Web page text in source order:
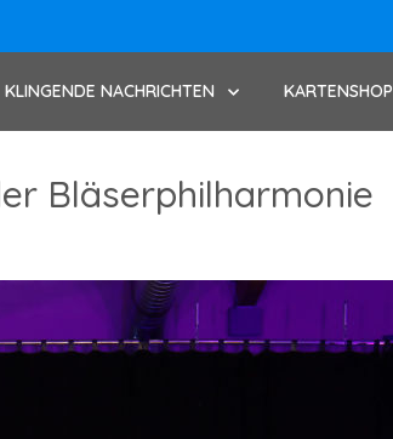
KLINGENDE NACHRICHTEN KARTENSHOP
Bläserphilharmonie